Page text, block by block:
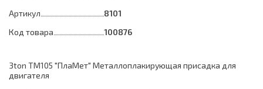
Артикул
8101
Код товара
100876
3ton TM105 "ПлаМет" Металлоплакирующая присадка для
двигателя